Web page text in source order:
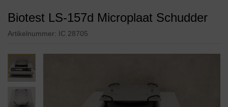
Biotest LS-157d Microplaat Schudder
Artikelnummer: IC 28705